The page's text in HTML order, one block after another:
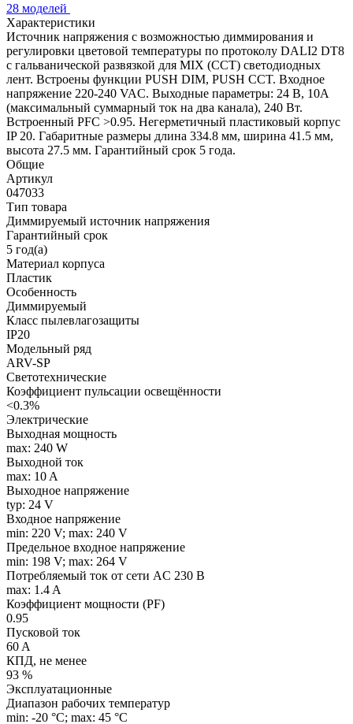
28 моделей
Характеристики
Источник напряжения с возможностью диммирования и
регулировки цветовой температуры по протоколу DALI2 DT8
с гальванической развязкой для MIX (CCT) светодиодных
лент. Встроены функции PUSH DIM, PUSH CCT. Входное
напряжение 220-240 VAC. Выходные параметры: 24 В, 10А
(максимальный суммарный ток на два канала), 240 Вт.
Встроенный PFC >0.95. Негерметичный пластиковый корпус
IP 20. Габаритные размеры длина 334.8 мм, ширина 41.5 мм,
высота 27.5 мм. Гарантийный срок 5 года.
Общие
Артикул
047033
Тип товара
Диммируемый источник напряжения
Гарантийный срок
5 год(а)
Материал корпуса
Пластик
Особенность
Диммируемый
Класс пылевлагозащиты
IP20
Модельный ряд
ARV-SP
Светотехнические
Коэффициент пульсации освещённости
<0.3%
Электрические
Выходная мощность
max: 240 W
Выходной ток
max: 10 A
Выходное напряжение
typ: 24 V
Входное напряжение
min: 220 V; max: 240 V
Предельное входное напряжение
min: 198 V; max: 264 V
Потребляемый ток от сети AC 230 В
max: 1.4 A
Коэффициент мощности (PF)
0.95
Пусковой ток
60 A
КПД, не менее
93 %
Эксплуатационные
Диапазон рабочих температур
min: -20 °C; max: 45 °C